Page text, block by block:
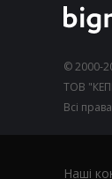
© 2000-
ТОВ
Всі
Наші